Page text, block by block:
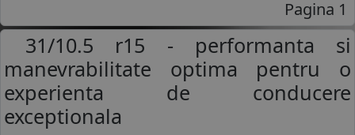
Pagina 1
31/10.5 r15 - performanta si
manevrabilitate optima pentru o
experienta de conducere
exceptionala